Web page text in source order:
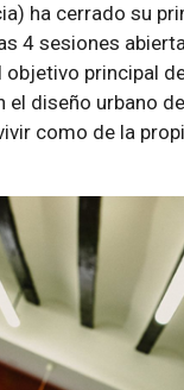
ha cerrado su
4 sesiones
objetivo principal
el diseño urbano
como de la